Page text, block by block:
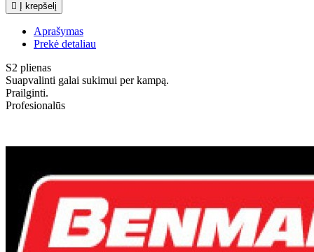
 Į krepšelį
Aprašymas
Prekė detaliau
S2 plienas
Suapvalinti galai sukimui per kampą.
Prailginti.
Profesionalūs